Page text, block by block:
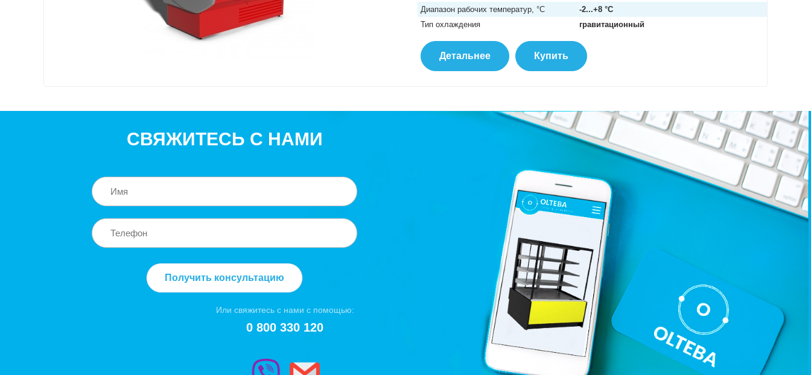
Диапазон рабочих температур, °C
-2...+8 °C
Тип охлаждения
гравитационный
Детальнее Купить
СВЯЖИТЕСЬ С НАМИ
Получить консультацию
Или свяжитесь с нами с помощью:
0 800 330 120